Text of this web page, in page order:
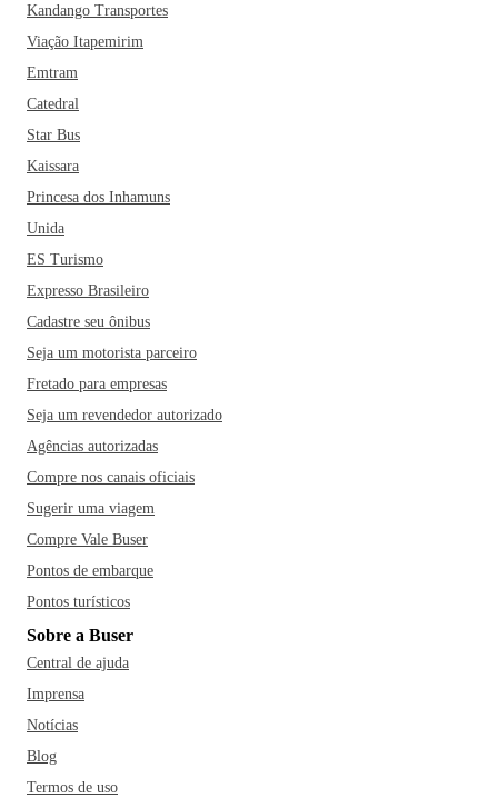
Kandango Transportes
Viação Itapemirim
Emtram
Catedral
Star Bus
Kaissara
Princesa dos Inhamuns
Unida
ES Turismo
Expresso Brasileiro
Cadastre seu ônibus
Seja um motorista parceiro
Fretado para empresas
Seja um revendedor autorizado
Agências autorizadas
Compre nos canais oficiais
Sugerir uma viagem
Compre Vale Buser
Pontos de embarque
Pontos turísticos
Sobre a Buser
Central de ajuda
Imprensa
Notícias
Blog
Termos de uso